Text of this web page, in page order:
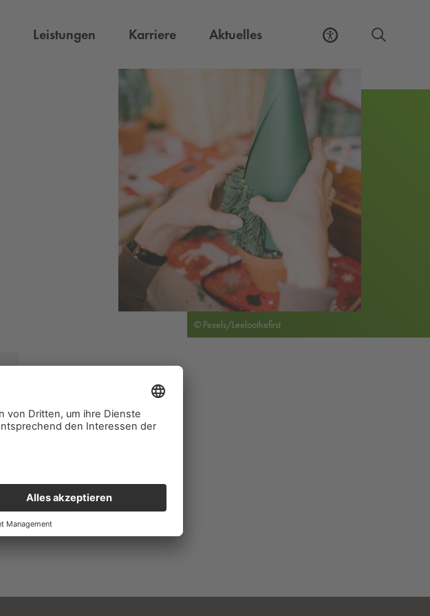
Leistungen KarriereExterner Link, öffnet eine neue
Aktuelles
© Pexels/Leeloothefirst